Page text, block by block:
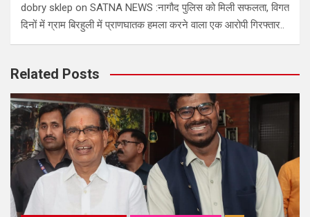
dobry sklep on SATNA NEWS :नागौद पुलिस को मिली सफलता, विगत
दिनों में ग्राम बिरहुली में प्राणघातक हमला करने वाला एक आरोपी गिरफ्तार..
Related Posts